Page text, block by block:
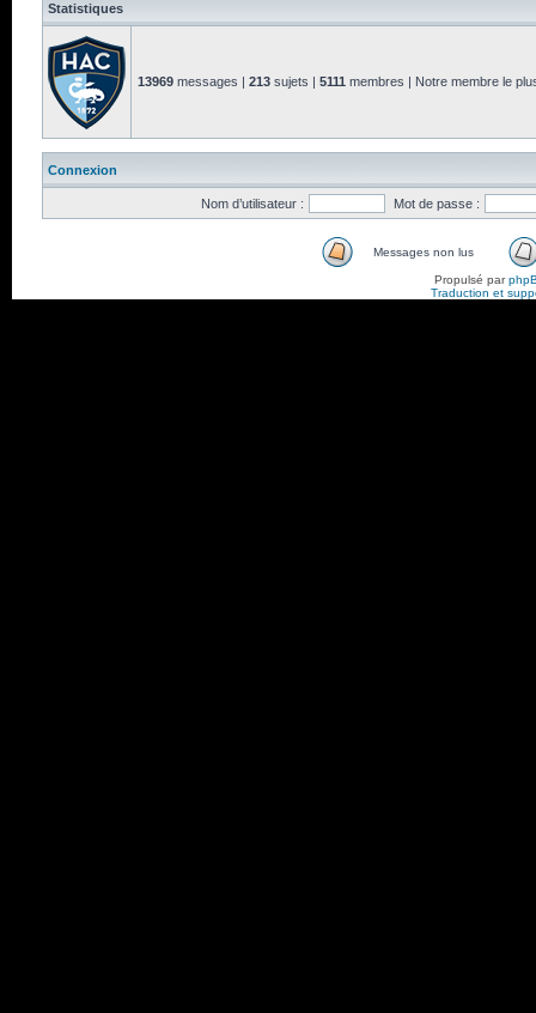
Statistiques
13969 messages | 213 sujets | 5111 membres | Notre membre le
Connexion
Nom d’utilisateur : Mot de passe :
Messages non lus
Propulsé par
Traduction et